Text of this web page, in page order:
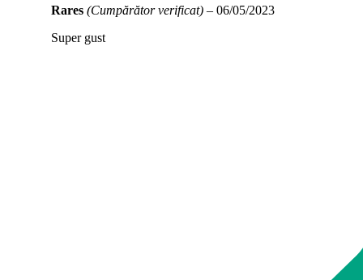
Rares (Cumpărător verificat) – 06/05/2023
Super gust